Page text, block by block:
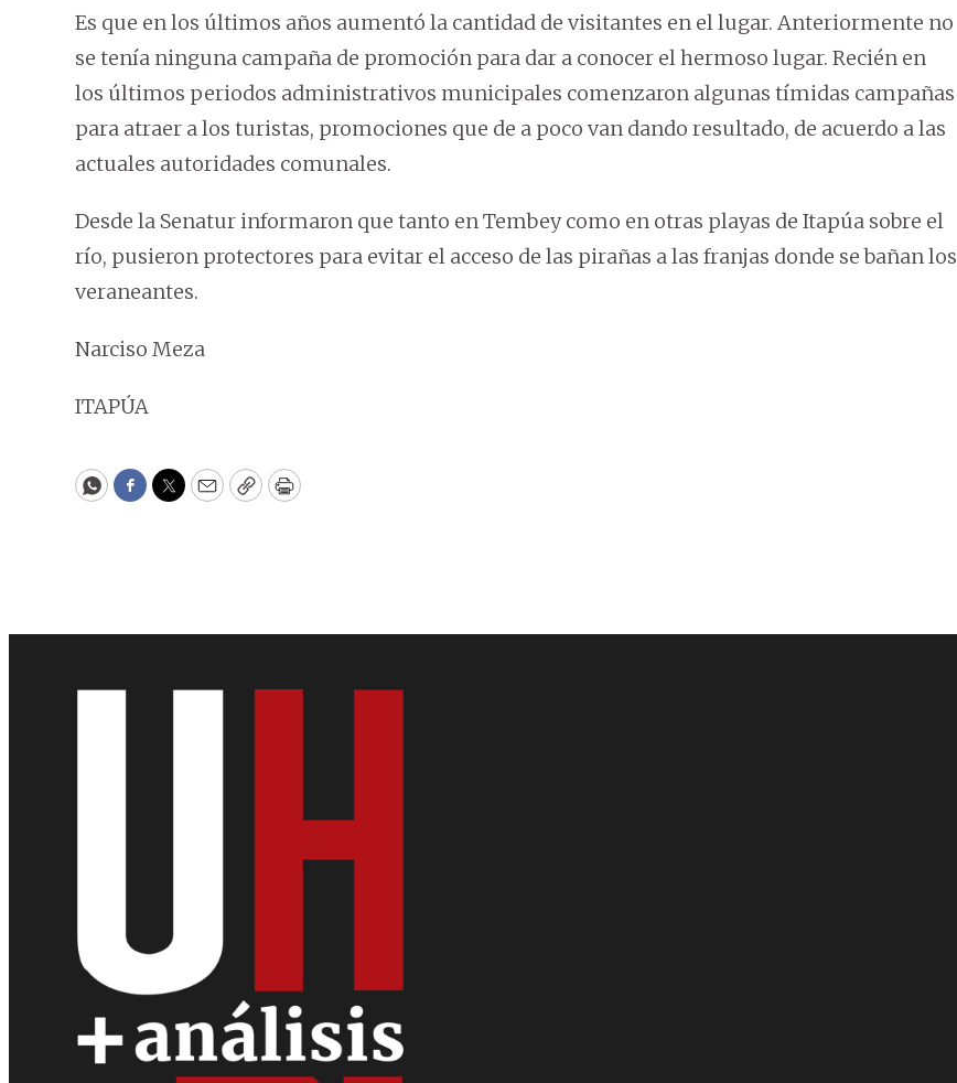
Es que en los últimos años aumentó la cantidad de visitantes en el lugar. Anteriormente no
se tenía ninguna campaña de promoción para dar a conocer el hermoso lugar. Recién en
los últimos periodos administrativos municipales comenzaron algunas tímidas campañas
para atraer a los turistas, promociones que de a poco van dando resultado, de acuerdo a las
actuales autoridades comunales.
Desde la Senatur informaron que tanto en Tembey como en otras playas de Itapúa sobre el
río, pusieron protectores para evitar el acceso de las pirañas a las franjas donde se bañan los
veraneantes.
Narciso Meza
ITAPÚA
WhatsApp
Facebook
Twitter
EmailCopyPrint